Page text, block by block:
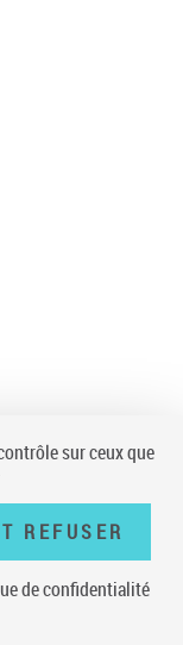
sur ceux que
REFUSER
de confidentialité